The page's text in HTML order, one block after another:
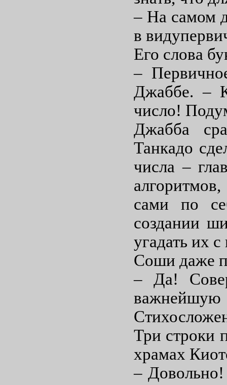
– На самом
в
Его слова
–
Джаббе. –
число!
Джабба
Танкадо
числа –
сами по
создании
угадать их
Соши даже
– Да!
Три строки
храмах
–